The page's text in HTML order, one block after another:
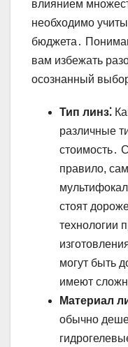
влиянием
необходимо
бюджета․
вам избежать
осознанный
Тип линз⁚
различные
стоимость․
правило,
стоят
технологии
могут быть
имеют
Материал
обычно